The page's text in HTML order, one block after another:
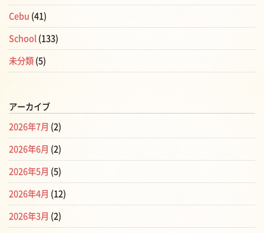
Cebu (41)
School (133)
未分類 (5)
アーカイブ
2026年7月 (2)
2026年6月 (2)
2026年5月 (5)
2026年4月 (12)
2026年3月 (2)